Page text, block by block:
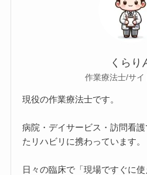
くらり
作業療法士/サイ
現役の作業療法士です。
病院・デイサービス・訪問看
たリハビリに携わっています。
日々の臨床で「現場ですぐに